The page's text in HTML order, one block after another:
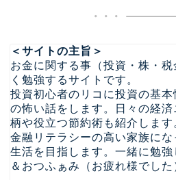
＜サイトの主旨＞
お金に関する事（投資・株・
く勉強するサイトです。
投資初心者のリコに投資の基
の怖い話をします。日々の経
柄や役立つ節約術も紹介します
金融リテラシーの高い家族に
生活を目指します。一緒に勉
＆おつふぁみ（お疲れ様でした